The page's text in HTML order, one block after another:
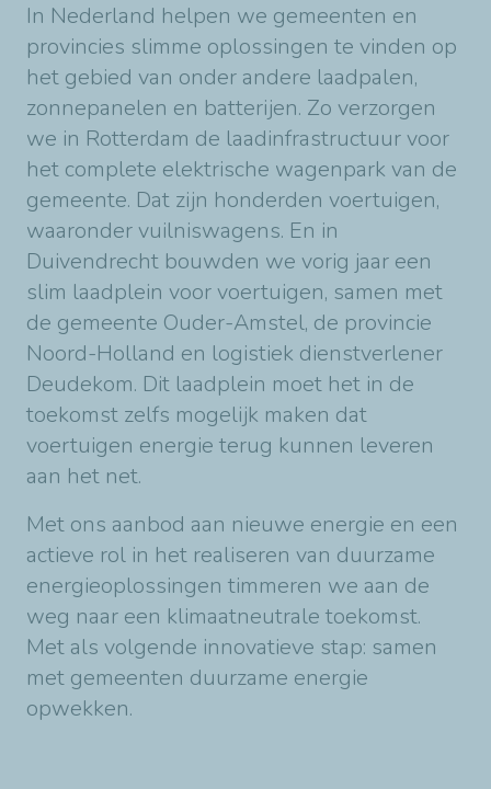
In Nederland helpen we gemeenten en
provincies slimme oplossingen te vinden op
het gebied van onder andere laadpalen,
zonnepanelen en batterijen. Zo verzorgen
we in Rotterdam de laadinfrastructuur voor
het complete elektrische wagenpark van de
gemeente. Dat zijn honderden voertuigen,
waaronder vuilniswagens. En in
Duivendrecht bouwden we vorig jaar een
slim laadplein voor voertuigen, samen met
de gemeente Ouder-Amstel, de provincie
Noord-Holland en logistiek dienstverlener
Deudekom. Dit laadplein moet het in de
toekomst zelfs mogelijk maken dat
voertuigen energie terug kunnen leveren
aan het net.
Met ons aanbod aan nieuwe energie en een
actieve rol in het realiseren van duurzame
energieoplossingen timmeren we aan de
weg naar een klimaatneutrale toekomst.
Met als volgende innovatieve stap: samen
met gemeenten duurzame energie
opwekken.